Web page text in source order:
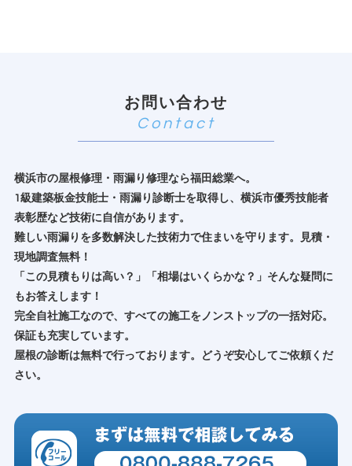
お問い合わせ
横浜市の屋根修理・雨漏り修理なら福田総業へ。
1級建築板金技能士・雨漏り診断士を取得し、横浜市優秀技能者
表彰歴など技術に自信があります。
難しい雨漏りを多数解決した技術力で住まいを守ります。見積・
現地調査無料！
「この見積もりは高い？」「相場はいくらかな？」そんな疑問に
もお答えします！
完全自社施工なので、すべての施工をノンストップの一括対応。
保証も充実しています。
屋根の診断は無料で行っております。どうぞ安心してご依頼くだ
さい。